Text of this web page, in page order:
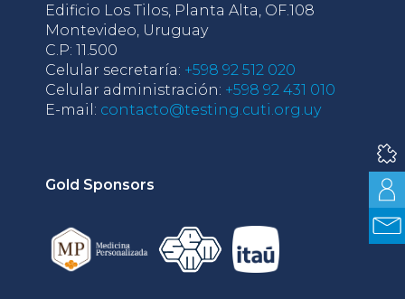
Edificio Los Tilos, Planta Alta, OF.108
Montevideo, Uruguay
C.P: 11.500
Celular secretaría: +598 92 512 020
Celular administración: +598 92 431 010
E-mail: contacto@testing.cuti.org.uy
Gold Sponsors